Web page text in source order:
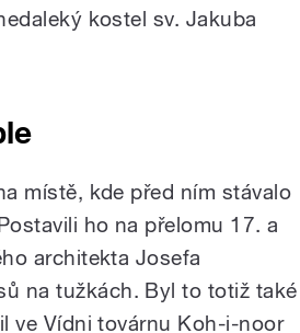
kostel sv. Jakuba
místě, kde před ním stávalo
ho na přelomu 17. a
architekta Josefa
na tužkách. Byl to totiž také
ve Vídni továrnu Koh-i-noor